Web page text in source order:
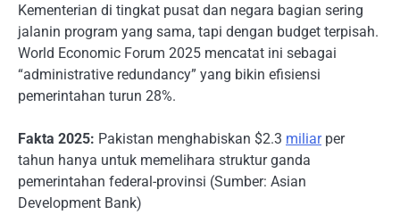
Kementerian di tingkat pusat dan negara bagian sering
jalanin program yang sama, tapi dengan budget terpisah.
World Economic Forum 2025 mencatat ini sebagai
“administrative redundancy” yang bikin efisiensi
pemerintahan turun 28%.
Fakta 2025: Pakistan menghabiskan $2.3 miliarper
tahun hanya untuk memelihara struktur ganda
pemerintahan federal-provinsi (Sumber: Asian
Development Bank)